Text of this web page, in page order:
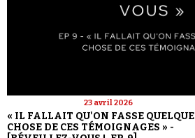
23 avril 2026
« IL FALLAIT QU'ON FASSE QUELQUE
CHOSE DE CES TÉMOIGNAGES » -